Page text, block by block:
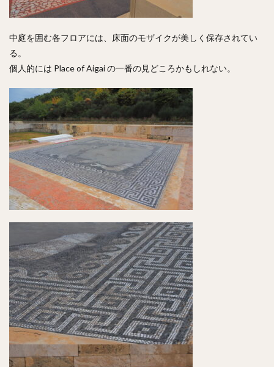
中庭を囲む各フロアには、床面のモザイクが美しく保存されてい
る。
個人的には Place of Aigai の一番の見どころかもしれない。